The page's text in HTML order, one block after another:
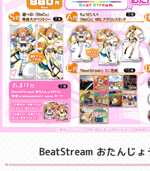
BeatStream おたんじょ